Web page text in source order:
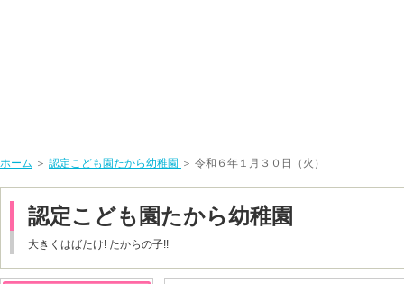
ホーム ＞ 認定こども園たから幼稚園 ＞ 令和６年１月３０日（火）
認定こども園たから幼稚園
大きくはばたけ! たからの子!!